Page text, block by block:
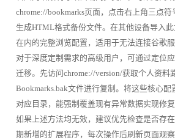
chrome://bookmarks页面，点击右上角三点符
生成HTML格式备份文件。在其他设备导入
在内的完整浏览配置，适用于无法连接谷歌服
对于深度定制需求的高级用户，可通过定位
迁移。先访问chrome://version/获取个人资料
Bookmarks.bak文件进行复制。将这些核心
对应目录，能强制覆盖现有异常数据实现修复
如果上述方法均无效，建议优先检查是否存
期新增的扩展程序，每次操作后刷新页面观